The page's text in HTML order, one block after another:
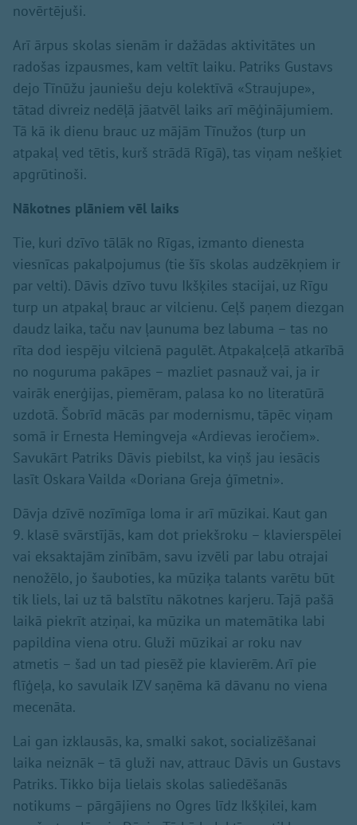
novērtējuši.
Arī ārpus skolas sienām ir dažādas aktivitātes un
radošas izpausmes, kam veltīt laiku. Patriks Gustavs
dejo Tīnūžu jauniešu deju kolektīvā «Straujupe»,
tātad divreiz nedēļā jāatvēl laiks arī mēģinājumiem.
Tā kā ik dienu brauc uz mājām Tīnužos (turp un
atpakaļ ved tētis, kurš strādā Rīgā), tas viņam nešķiet
apgrūtinoši.
Nākotnes plāniem vēl laiks
Tie, kuri dzīvo tālāk no Rīgas, izmanto dienesta
viesnīcas pakalpojumus (tie šīs skolas audzēkņiem ir
par velti). Dāvis dzīvo tuvu Ikšķiles stacijai, uz Rīgu
turp un atpakaļ brauc ar vilcienu. Ceļš paņem diezgan
daudz laika, taču nav ļaunuma bez labuma – tas no
rīta dod iespēju vilcienā pagulēt. Atpakaļceļā atkarībā
no noguruma pakāpes – mazliet pasnauž vai, ja ir
vairāk enerģijas, piemēram, palasa ko no literatūrā
uzdotā. Šobrīd mācās par modernismu, tāpēc viņam
somā ir Ernesta Hemingveja «Ardievas ieročiem».
Savukārt Patriks Dāvis piebilst, ka viņš jau iesācis
lasīt Oskara Vailda «Doriana Greja ģīmetni».
Dāvja dzīvē nozīmīga loma ir arī mūzikai. Kaut gan
9. klasē svārstījās, kam dot priekšroku – klavierspēlei
vai eksaktajām zinībām, savu izvēli par labu otrajai
nenožēlo, jo šauboties, ka mūziķa talants varētu būt
tik liels, lai uz tā balstītu nākotnes karjeru. Tajā pašā
laikā piekrīt atziņai, ka mūzika un matemātika labi
papildina viena otru. Gluži mūzikai ar roku nav
atmetis – šad un tad piesēž pie klavierēm. Arī pie
flīģeļa, ko savulaik IZV saņēma kā dāvanu no viena
mecenāta.
Lai gan izklausās, ka, smalki sakot, socializēšanai
laika neiznāk – tā gluži nav, attrauc Dāvis un Gustavs
Patriks. Tikko bija lielais skolas saliedēšanās
notikums – pārgājiens no Ogres līdz Ikšķilei, kam